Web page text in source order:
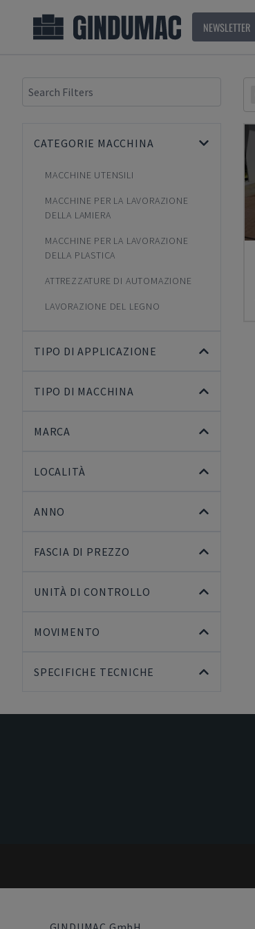
NEWSLETTER
CATEGORIE MACCHINA
MACCHINE UTENSILI
MACCHINE PER LA LAVORAZIONE
DELLA LAMIERA
MACCHINE PER LA LAVORAZIONE
DELLA PLASTICA
ATTREZZATURE DI AUTOMAZIONE
LAVORAZIONE DEL LEGNO
TIPO DI APPLICAZIONE
TIPO DI MACCHINA
MARCA
LOCALITÀ
ANNO
FASCIA DI PREZZO
UNITÀ DI CONTROLLO
MOVIMENTO
SPECIFICHE TECNICHE